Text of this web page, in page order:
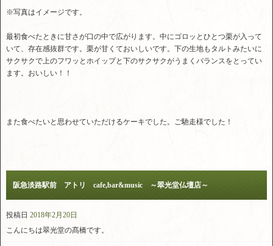
※写真はイメージです。
最初食べたときに甘さが口の中で広がります。中にゴロッとひとつ栗が入って
いて、存在感抜群です。栗が甘くておいしいです。下の生地もタルトみたいに
サクサクで上のフワッとホイップと下のサクサクがうまくバランスをとってい
ます。おいしい！！
また食べたいと思わせていただけるケーキでした。ご馳走様でした！
阪急淡路駅前 アトリ cafe,bar&music ～翠光堂仏壇店～
投稿日 2018年2月20日
こんにちは翠光堂の髙橋です。